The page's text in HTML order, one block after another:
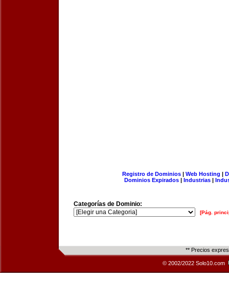
Registro de Dominios| Web Hosting |
Dominios Expirados | Industrias |
Categorías de Dominio:
[Pág.
** Precios
© 2002/2022 Solo10.com